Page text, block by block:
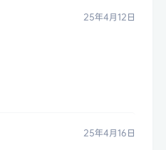
25年4月12日
25年4月16日